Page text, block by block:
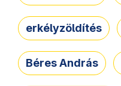
erkélyzöldítés
Béres András